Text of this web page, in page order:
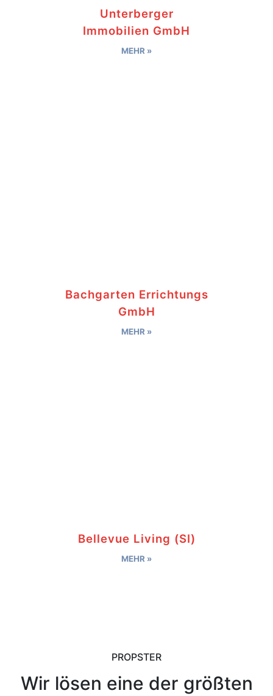
Unterberger
Immobilien GmbH
MEHR »
Bachgarten Errichtungs
GmbH
MEHR »
Bellevue Living (SI)
MEHR »
PROPSTER
Wir lösen eine der größten